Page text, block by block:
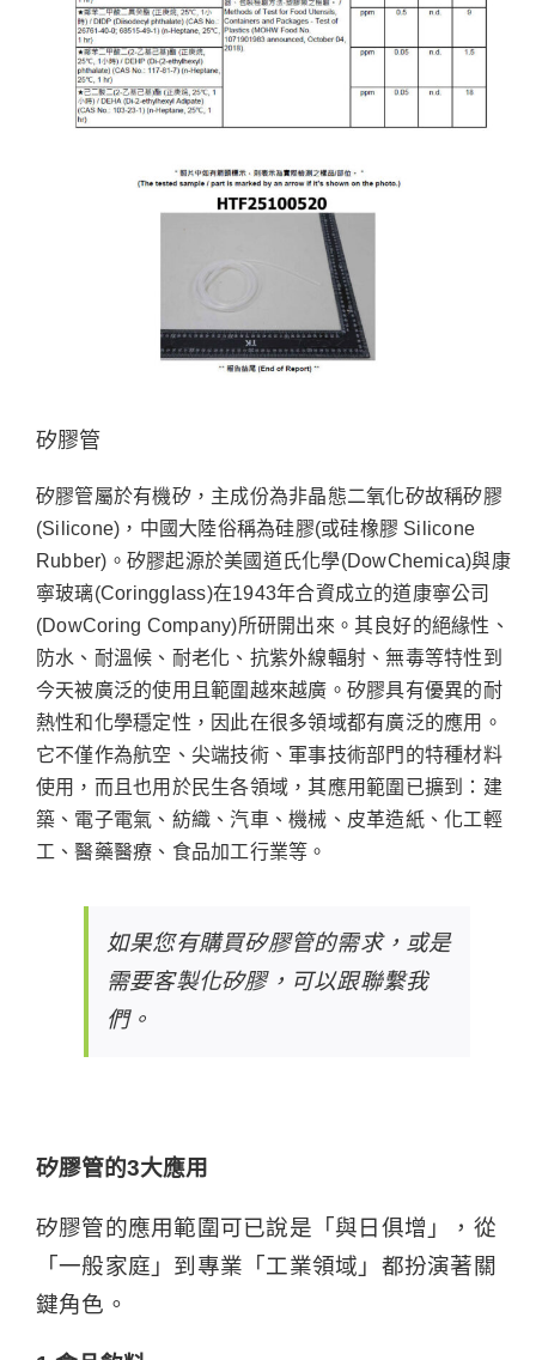
矽膠管
矽膠管屬於有機矽，主成份為非晶態二氧化矽故稱矽膠
(Silicone)，中國大陸俗稱為硅膠(或硅橡膠 Silicone
Rubber)。矽膠起源於美國道氏化學(DowChemica)與康
寧玻璃(Coringglass)在1943年合資成立的道康寧公司
(DowCoring Company)所研開出來。其良好的絕緣性、
防水、耐溫候、耐老化、抗紫外線輻射、無毒等特性到
今天被廣泛的使用且範圍越來越廣。矽膠具有優異的耐
熱性和化學穩定性，因此在很多領域都有廣泛的應用。
它不僅作為航空、尖端技術、軍事技術部門的特種材料
使用，而且也用於民生各領域，其應用範圍已擴到：建
築、電子電氣、紡織、汽車、機械、皮革造紙、化工輕
工、醫藥醫療、食品加工行業等。
如果您有購買矽膠管的需求，或是
需要客製化矽膠，可以跟聯繫我
們。
矽膠管的3大應用
矽膠管的應用範圍可已說是「與日俱增」，從
「一般家庭」到專業「工業領域」都扮演著關
鍵角色。